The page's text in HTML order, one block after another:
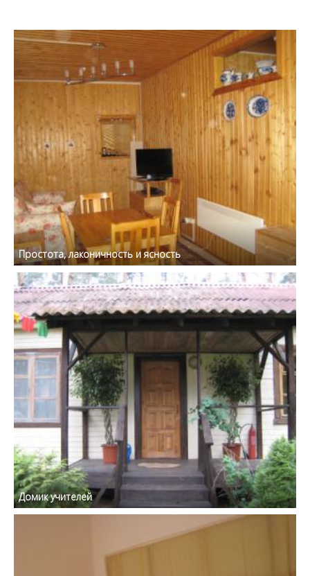
Простота, лаконичность и ясность
Домик учителей